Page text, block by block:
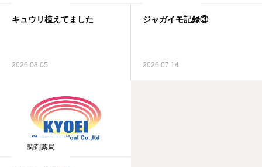
キュウリ植えてました
2026.08.05
ジャガイモ記録③
2026.07.14
調剤薬局